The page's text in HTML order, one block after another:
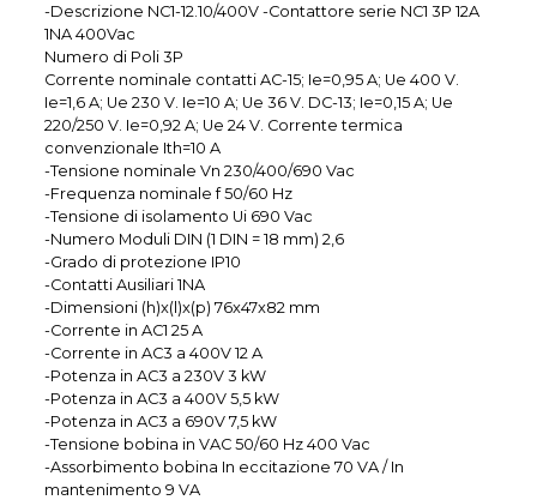
-Descrizione NC1-12.10/400V -Contattore serie NC1 3P 12A
1NA 400Vac
Numero di Poli 3P
Corrente nominale contatti AC-15; Ie=0,95 A; Ue 400 V.
Ie=1,6 A; Ue 230 V. Ie=10 A; Ue 36 V. DC-13; Ie=0,15 A; Ue
220/250 V. Ie=0,92 A; Ue 24 V. Corrente termica
convenzionale Ith=10 A
-Tensione nominale Vn 230/400/690 Vac
-Frequenza nominale f 50/60 Hz
-Tensione di isolamento Ui 690 Vac
-Numero Moduli DIN (1 DIN = 18 mm) 2,6
-Grado di protezione IP10
-Contatti Ausiliari 1NA
-Dimensioni (h)x(l)x(p) 76x47x82 mm
-Corrente in AC1 25 A
-Corrente in AC3 a 400V 12 A
-Potenza in AC3 a 230V 3 kW
-Potenza in AC3 a 400V 5,5 kW
-Potenza in AC3 a 690V 7,5 kW
-Tensione bobina in VAC 50/60 Hz 400 Vac
-Assorbimento bobina In eccitazione 70 VA / In
mantenimento 9 VA